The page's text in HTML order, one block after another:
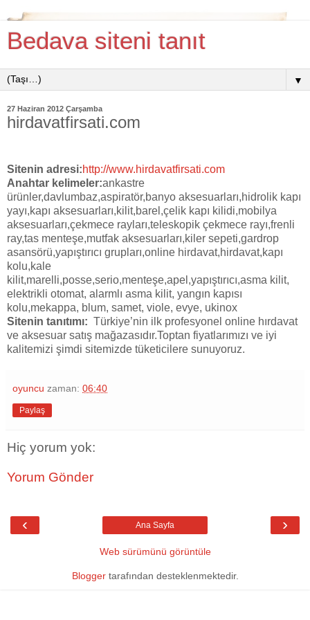
Bedava siteni tanıt
▼
27 Haziran 2012 Çarşamba
hirdavatfirsati.com
Sitenin adresi:http://www.hirdavatfirsati.com
Anahtar kelimeler:ankastre
ürünler,davlumbaz,aspiratör,banyo aksesuarları,hidrolik kapı
yayı,kapı aksesuarları,kilit,barel,çelik kapı kilidi,mobilya
aksesuarları,çekmece rayları,teleskopik çekmece rayı,frenli
ray,tas menteşe,mutfak aksesuarları,kiler sepeti,gardrop
asansörü,yapıştırıcı grupları,online hirdavat,hirdavat,kapı
kolu,kale
kilit,marelli,posse,serio,menteşe,apel,yapıştırıcı,asma kilit,
elektrikli otomat, alarmlı asma kilit, yangın kapısı
kolu,mekappa, blum, samet, viole, evye, ukinox
Sitenin tanıtımı: Türkiye’nin ilk profesyonel online hırdavat
ve aksesuar satış mağazasıdır.Toptan fiyatlarımızı ve iyi
kalitemizi şimdi sitemizde tüketicilere sunuyoruz.
oyuncu zaman: 06:40
Paylaş
Hiç yorum yok:
Yorum Gönder
‹ ›
Ana Sayfa
Web sürümünü görüntüle
Bloggertarafından desteklenmektedir.